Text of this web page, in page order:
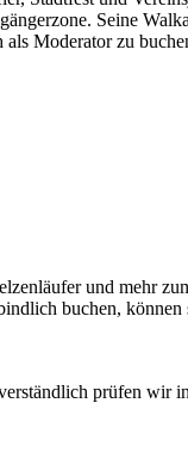
Seine
als Moderator zu
und mehr
buchen, können
prüfen